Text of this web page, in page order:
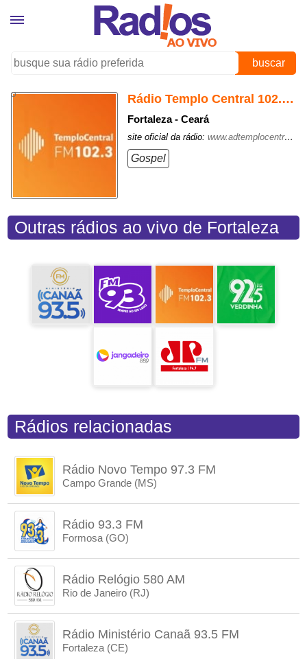
buscar
Rádio Templo Central 102.3 FM
Fortaleza - Ceará
site oficial da rádio:www.adtemplocentral.com/radio
Gospel
Outras rádios ao vivo de Fortaleza
Rádios relacionadas
Rádio Novo Tempo 97.3 FM
Campo Grande (MS)
Rádio 93.3 FM
Formosa (GO)
Rádio Relógio 580 AM
Rio de Janeiro (RJ)
Rádio Ministério Canaã 93.5 FM
Fortaleza (CE)